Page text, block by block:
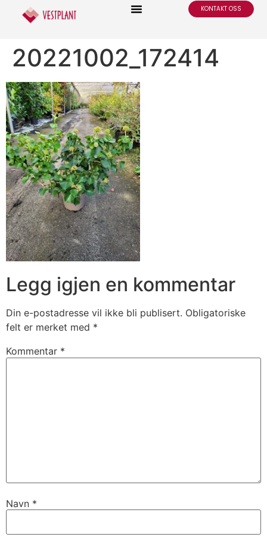
KONTAKT OSS
20221002_172414
Legg igjen en kommentar
Din e-postadresse vil ikke bli publisert. Obligatoriske
felt er merket med *
Kommentar *
Navn *